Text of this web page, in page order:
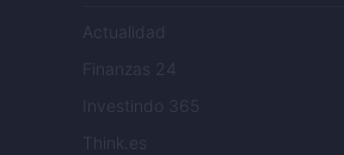
Actualidad
Finanzas 24
Investindo 365
Think.es